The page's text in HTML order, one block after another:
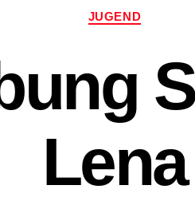
Kategorien
JUGEND
Lena